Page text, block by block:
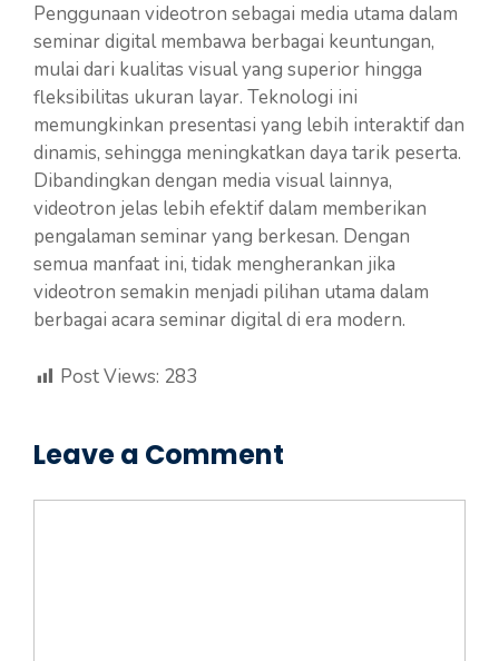
Penggunaan videotron sebagai media utama dalam
seminar digital membawa berbagai keuntungan,
mulai dari kualitas visual yang superior hingga
fleksibilitas ukuran layar. Teknologi ini
memungkinkan presentasi yang lebih interaktif dan
dinamis, sehingga meningkatkan daya tarik peserta.
Dibandingkan dengan media visual lainnya,
videotron jelas lebih efektif dalam memberikan
pengalaman seminar yang berkesan. Dengan
semua manfaat ini, tidak mengherankan jika
videotron semakin menjadi pilihan utama dalam
berbagai acara seminar digital di era modern.
Post Views: 283
Leave a Comment